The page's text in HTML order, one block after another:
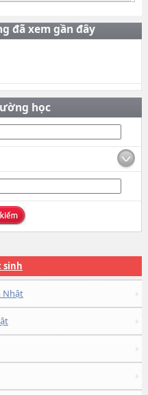
đã xem gần đây
học
sinh
Nhật